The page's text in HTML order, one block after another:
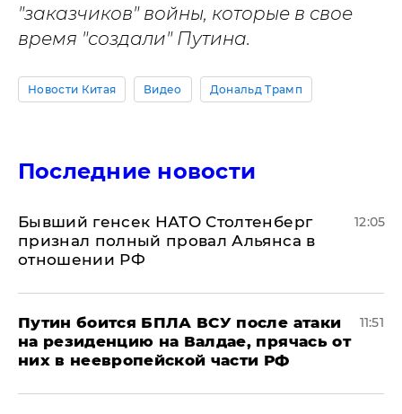
"заказчиков" войны, которые в свое
время "создали" Путина.
Новости Китая Видео Дональд Трамп
Последние новости
Бывший генсек НАТО Столтенберг
признал полный провал Альянса в
отношении РФ
12:05
Путин боится БПЛА ВСУ после атаки
на резиденцию на Валдае, прячась от
них в неевропейской части РФ
11:51